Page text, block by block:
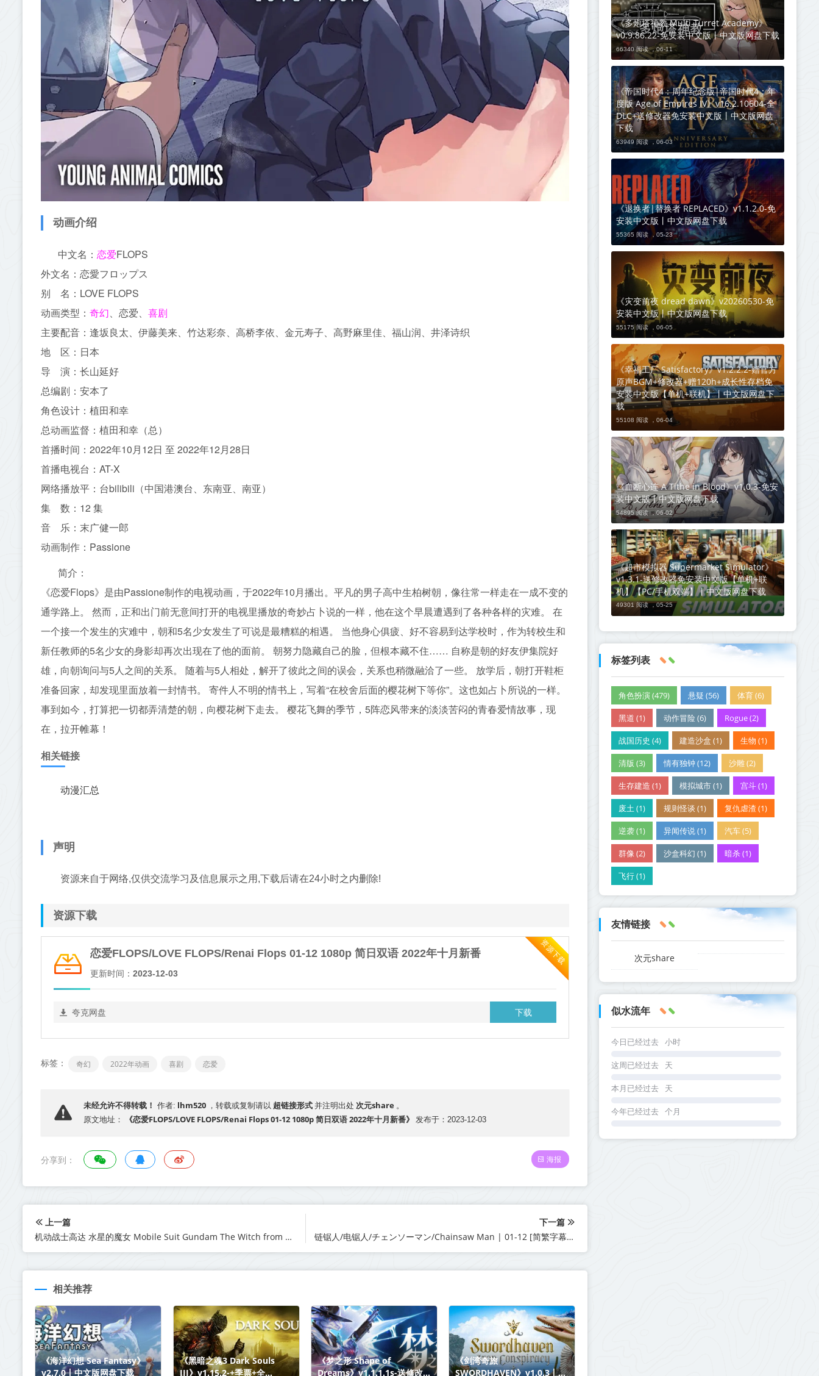
动画介绍
中文名： 恋爱FLOPS
外文名：恋愛フロップス
别 名：LOVE FLOPS
动画类型： 奇幻、恋爱、 喜剧
主要配音：逢坂良太、伊藤美来、竹达彩奈、高桥李依、金元寿子、高野麻里佳、福山润、井泽诗织
地 区：日本
导 演：长山延好
总编剧：安本了
角色设计：植田和幸
总动画监督：植田和幸（总）
首播时间：2022年10月12日 至 2022年12月28日
首播电视台：AT-X
网络播放平：台bilibili（中国港澳台、东南亚、南亚）
集 数：12 集
音 乐：末广健一郎
动画制作：Passione
简介：
《恋爱Flops》是由Passione制作的电视动画，于2022年10月播出。平凡的男子高中生柏树朝，像往常一样走在一成不变的
通学路上。 然而，正和出门前无意间打开的电视里播放的奇妙占卜说的一样，他在这个早晨遭遇到了各种各样的灾难。 在
一个接一个发生的灾难中，朝和5名少女发生了可说是最糟糕的相遇。 当他身心俱疲、好不容易到达学校时，作为转校生和
新任教师的5名少女的身影却再次出现在了他的面前。 朝努力隐藏自己的脸，但根本藏不住…… 自称是朝的好友伊集院好
雄，向朝询问与5人之间的关系。 随着与5人相处，解开了彼此之间的误会，关系也稍微融洽了一些。 放学后，朝打开鞋柜
准备回家，却发现里面放着一封情书。 寄件人不明的情书上，写着“在校舍后面的樱花树下等你”。这也如占卜所说的一样。
事到如今，打算把一切都弄清楚的朝，向樱花树下走去。 樱花飞舞的季节，5阵恋风带来的淡淡苦闷的青春爱情故事，现
在，拉开帷幕！
相关链接
动漫汇总
声明
资源来自于网络,仅供交流学习及信息展示之用,下载后请在24小时之内删除!
资源下载
资源下载
恋爱FLOPS/LOVE FLOPS/Renai Flops 01-12 1080p 简日双语 2022年十月新番
更新时间： 2023-12-03
下载
夸克网盘
标签： 奇幻 2022年动画 喜剧 恋爱
未经允许不得转载！ 作者: lhm520 ，转载或复制请以 超链接形式 并注明出处 次元share 。
原文地址：
《恋爱FLOPS/LOVE FLOPS/Renai Flops 01-12 1080p 简日双语 2022年十月新番》 发布于：2023-12-03
分享到： 海报
上一篇
机动战士高达 水星的魔女 Mobile Suit Gundam The Witch from Mercury 00-12合集 1080p MP4 简繁内嵌 2022年十月新番
下一篇
链锯人/电锯人/チェンソーマン/Chainsaw Man | 01-12 [简繁字幕] BDrip 1080p
相关推荐
《海洋幻想 Sea Fantasy》
v2.7.0丨中文版网盘下载
《黑暗之魂3 Dark Souls
III》v1.15.2-+季票+全
《梦之形 Shape of
Dreams》v1.1.1.1s-送修改器
《剑湾奇旅
SWORDHAVEN》v1.0.3丨中
《多炮塔神教 Multi Turret Academy》
v0.9.86.22-免安装中文版丨中文版网盘下载
66340 阅读 ，06-11
《帝国时代4：周年纪念版|帝国时代4：年
度版 Age of Empires IV》v16.2.10604-全
DLC+送修改器免安装中文版丨中文版网盘
下载
63949 阅读 ，06-03
《退换者|替换者 REPLACED》v1.1.2.0-免
安装中文版丨中文版网盘下载
55365 阅读 ，05-23
《灾变前夜 dread dawn》v20260530-免
安装中文版丨中文版网盘下载
55175 阅读 ， 06-05
《幸福工厂 Satisfactory》v1.2.2.2-赠官方
原声BGM+修改器+赠120h+成长性存档免
安装中文版【单机+联机】丨中文版网盘下
载
55108 阅读 ， 06-04
《血断心连 A Tithe in Blood》v1.0.3-免安
装中文版丨中文版网盘下载
54895 阅读 ，06-02
《超市模拟器 Supermarket Simulator》
v1.3.1-送修改器免安装中文版【单机+联
机】【PC/手机双端】丨中文版网盘下载
49301 阅读 ，05-25
标签列表
角色扮演 (479) 悬疑 (56) 体育 (6)
黑道 (1) 动作冒险 (6) Rogue (2)
战国历史 (4) 建造沙盒 (1) 生物 (1)
清版 (3) 情有独钟 (12) 沙雕 (2)
生存建造 (1) 模拟城市 (1) 宫斗 (1)
废土 (1) 规则怪谈 (1) 复仇虐渣 (1)
逆袭 (1) 异闻传说 (1) 汽车 (5)
群像 (2) 沙盒科幻 (1) 暗杀 (1)
飞行 (1)
友情链接
次元share
似水流年
今日已经过去 小时
这周已经过去 天
本月已经过去 天
今年已经过去 个月